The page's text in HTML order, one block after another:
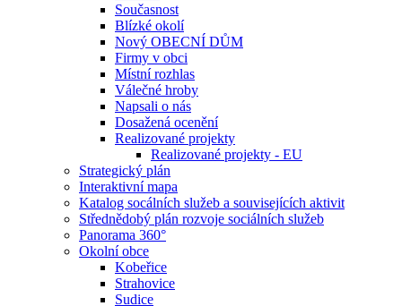
Současnost
Blízké okolí
Nový OBECNÍ DŮM
Firmy v obci
Místní rozhlas
Válečné hroby
Napsali o nás
Dosažená ocenění
Realizované projekty
Realizované projekty - EU
Strategický plán
Interaktivní mapa
Katalog socálních služeb a souvisejících aktivit
Střednědobý plán rozvoje sociálních služeb
Panorama 360°
Okolní obce
Kobeřice
Strahovice
Sudice